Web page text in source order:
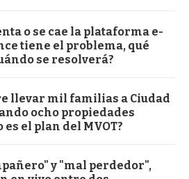
o se cae la plataforma e-
tiene el problema, qué
se resolverá?
llevar mil familias a Ciudad
ocho propiedades
es el plan del MVOT?
y "mal perdedor",